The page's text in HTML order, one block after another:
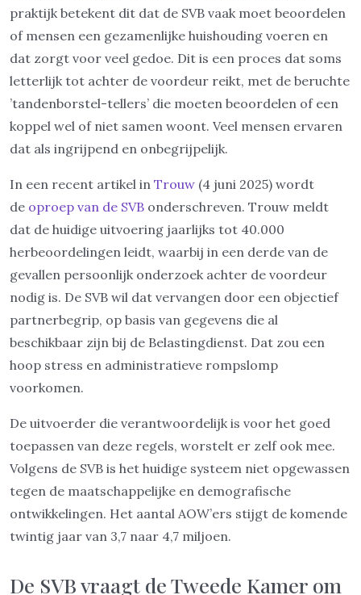
praktijk betekent dit dat de SVB vaak moet beoordelen
of mensen een gezamenlijke huishouding voeren en
dat zorgt voor veel gedoe. Dit is een proces dat soms
letterlijk tot achter de voordeur reikt, met de beruchte
’tandenborstel-tellers’ die moeten beoordelen of een
koppel wel of niet samen woont. Veel mensen ervaren
dat als ingrijpend en onbegrijpelijk.
In een recent artikel in Trouw (4 juni 2025) wordt
de oproep van de SVB onderschreven. Trouw meldt
dat de huidige uitvoering jaarlijks tot 40.000
herbeoordelingen leidt, waarbij in een derde van de
gevallen persoonlijk onderzoek achter de voordeur
nodig is. De SVB wil dat vervangen door een objectief
partnerbegrip, op basis van gegevens die al
beschikbaar zijn bij de Belastingdienst. Dat zou een
hoop stress en administratieve rompslomp
voorkomen.
De uitvoerder die verantwoordelijk is voor het goed
toepassen van deze regels, worstelt er zelf ook mee.
Volgens de SVB is het huidige systeem niet opgewassen
tegen de maatschappelijke en demografische
ontwikkelingen. Het aantal AOW’ers stijgt de komende
twintig jaar van 3,7 naar 4,7 miljoen.
De SVB vraagt de Tweede Kamer om